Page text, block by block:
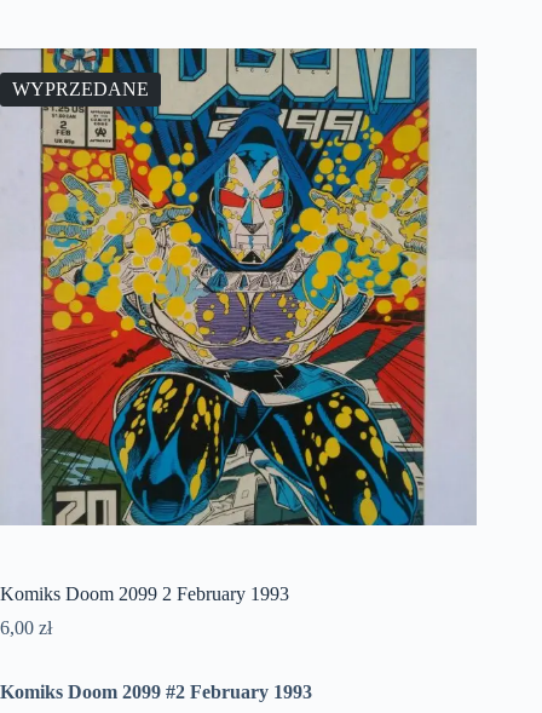
WYPRZEDANE
Komiks Doom 2099 2 February 1993
6,00 zł
Komiks Doom 2099 #2 February 1993